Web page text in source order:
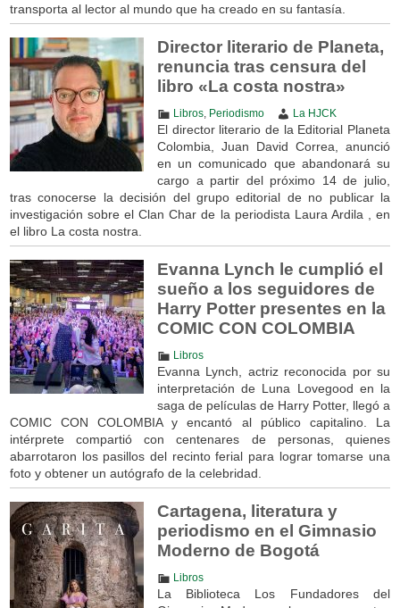
transporta al lector al mundo que ha creado en su fantasía.
Director literario de Planeta,
renuncia tras censura del
libro «La costa nostra»
Libros, Periodismo La HJCK
El director literario de la Editorial Planeta
Colombia, Juan David Correa, anunció
en un comunicado que abandonará su
cargo a partir del próximo 14 de julio,
tras conocerse la decisión del grupo editorial de no publicar la
investigación sobre el Clan Char de la periodista Laura Ardila , en
el libro La costa nostra.
Evanna Lynch le cumplió el
sueño a los seguidores de
Harry Potter presentes en la
COMIC CON COLOMBIA
Libros
Evanna Lynch, actriz reconocida por su
interpretación de Luna Lovegood en la
saga de películas de Harry Potter, llegó a
COMIC CON COLOMBIA y encantó al público capitalino. La
intérprete compartió con centenares de personas, quienes
abarrotaron los pasillos del recinto ferial para lograr tomarse una
foto y obtener un autógrafo de la celebridad.
Cartagena, literatura y
periodismo en el Gimnasio
Moderno de Bogotá
Libros
La Biblioteca Los Fundadores del